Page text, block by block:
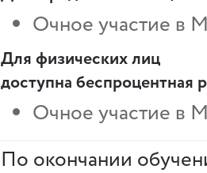
Очное участие в
Для физических лиц
доступна беспроцентная
Очное участие в
По окончании